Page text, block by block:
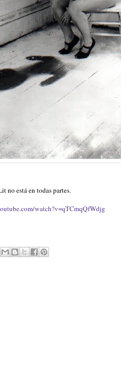
no está en todas partes.
watch?v=qTCmqQfWdjg